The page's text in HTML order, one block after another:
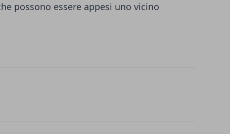
possono essere appesi uno vicino